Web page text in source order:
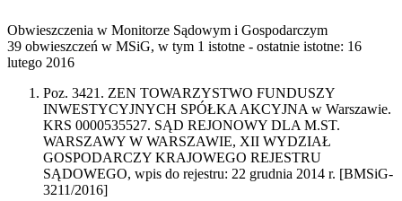
Obwieszczenia w Monitorze Sądowym i Gospodarczym
39 obwieszczeń w MSiG, w tym 1 istotne - ostatnie istotne: 16
lutego 2016
Poz. 3421. ZEN TOWARZYSTWO FUNDUSZY
INWESTYCYJNYCH SPÓŁKA AKCYJNA w Warszawie.
KRS 0000535527. SĄD REJONOWY DLA M.ST.
WARSZAWY W WARSZAWIE, XII WYDZIAŁ
GOSPODARCZY KRAJOWEGO REJESTRU
SĄDOWEGO, wpis do rejestru: 22 grudnia 2014 r. [BMSiG-
3211/2016]